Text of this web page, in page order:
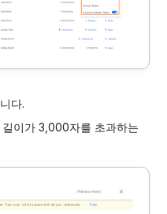
다.
이가 3,000자를 초과하는